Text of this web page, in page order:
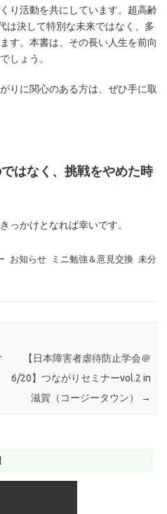
り活動を共にしています。超高齢
は決して特別な未来ではなく、多
す。本書は、その長い人生を前向
しょう。
りに関心のある方は、ぜひ手に取
はなく、挑戦をやめた時
っかけとなれば幸いです。
お知らせ ミニ勉強＆意見交換 未分
【日本障害者虐待防止学会＠
6/20】つながりセミナーvol.2 in
滋賀（コージータウン）
→